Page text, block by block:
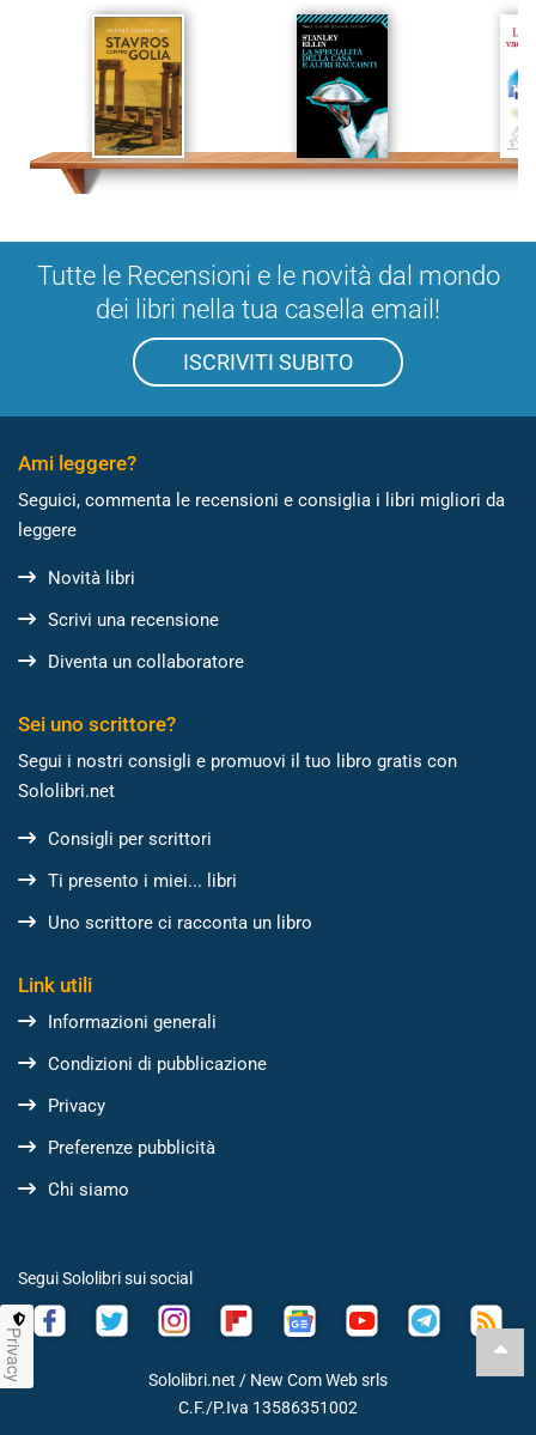
Tutte le Recensioni e le novità dal mondo
dei libri nella tua casella email!
ISCRIVITI SUBITO
Ami leggere?
Seguici, commenta le recensioni e consiglia i libri migliori da
leggere
Novità libri
Scrivi una recensione
Diventa un collaboratore
Sei uno scrittore?
Segui i nostri consigli e promuovi il tuo libro gratis con
Sololibri.net
Consigli per scrittori
Ti presento i miei... libri
Uno scrittore ci racconta un libro
Link utili
Informazioni generali
Condizioni di pubblicazione
Privacy
Preferenze pubblicità
Chi siamo
Segui Sololibri sui social
Sololibri.net / New Com Web srls
C.F./P.Iva 13586351002
Privacy